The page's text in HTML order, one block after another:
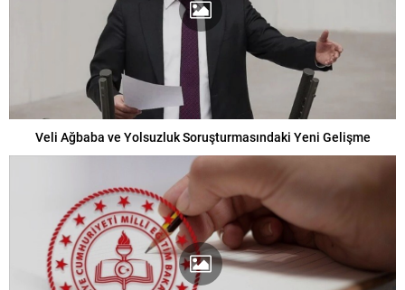
Veli Ağbaba ve Yolsuzluk Soruşturmasındaki Yeni Gelişme